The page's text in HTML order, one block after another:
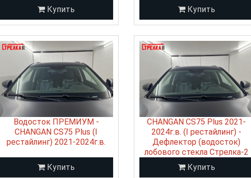
Купить
Купить
Водосток ПРЕМИУМ -
CHANGAN CS75 Plus (I
рестайлинг) 2021-2024г.в.
Купить
CHANGAN CS75 Plus 2021-
2024г.в. (I рестайлинг) -
Дефлектор (водосток)
лобового стекла Стрелка-2
Купить